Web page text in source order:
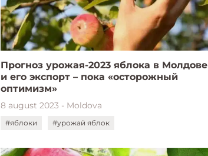
Прогноз урожая-2023 яблока в Молдове
и его экспорт – пока «осторожный
оптимизм»
8 august 2023 - Moldova
#яблоки #урожай яблок